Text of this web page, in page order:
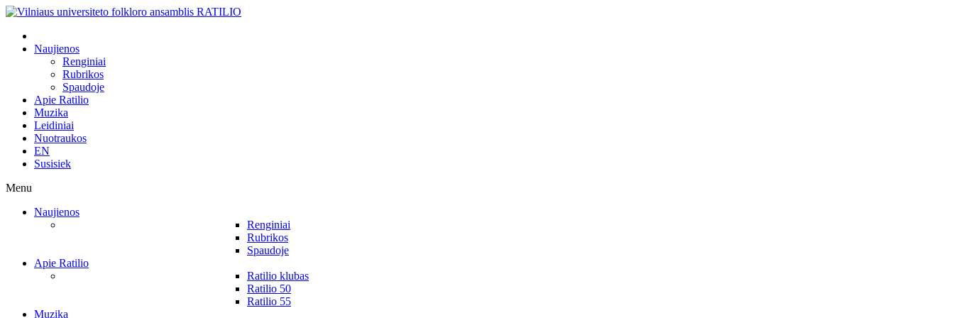
Naujienos
Renginiai
Rubrikos
Spaudoje
Apie Ratilio
Muzika
Leidiniai
Nuotraukos
EN
Susisiek
Menu
Naujienos
Renginiai
Rubrikos
Spaudoje
Apie Ratilio
Ratilio klubas
Ratilio 50
Ratilio 55
Muzika